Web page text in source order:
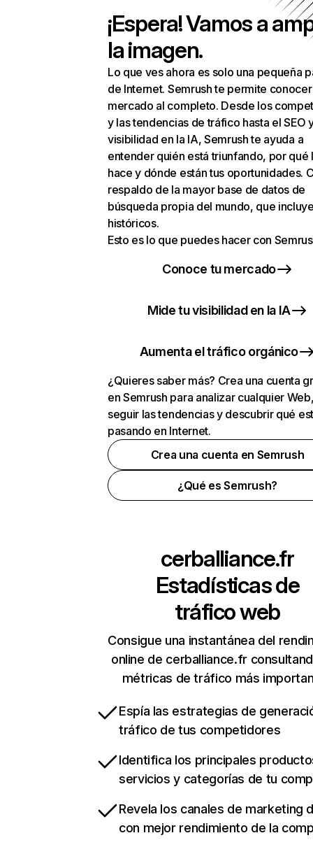
¡Espera! Vamos a
la imagen.
Lo que ves ahora es solo una pequeña
de Internet. Semrush te permite
mercado al completo. Desde los
y las tendencias de tráfico hasta el SEO
visibilidad en la IA, Semrush te ayuda a
entender quién está triunfando, por qué
hace y dónde están tus oportunidades.
respaldo de la mayor base de datos de
búsqueda propia del mundo, que
históricos.
Esto es lo que puedes hacer con
Conoce tu mercado
Mide tu visibilidad en la IA
Aumenta el tráfico orgánico
¿Quieres saber más? Crea una cuenta
en Semrush para analizar cualquier
seguir las tendencias y descubrir qué
pasando en Internet.
Crea una cuenta en Semrush
¿Qué es Semrush?
cerballiance.fr
Estadísticas de
tráfico web
Consigue una instantánea del
online de cerballiance.fr
métricas de tráfico más
Espía las estrategias de
tráfico de tus competidores
Identifica los principales
servicios y categorías de tu
Revela los canales de marketing
con mejor rendimiento de la